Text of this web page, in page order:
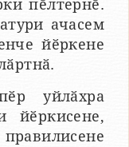
пӗлтернӗ.
ачасем
йӗркене
уйлӑхра
йӗркисене,